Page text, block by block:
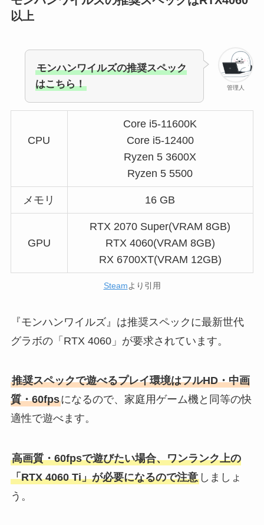
以上
管理人
モンハンワイルズの推奨スペック
はこちら！
CPU
Core i5-11600K
Core i5-12400
Ryzen 5 3600X
Ryzen 5 5500
メモリ 16 GB
GPU
RTX 2070 Super(VRAM 8GB)
RTX 4060(VRAM 8GB)
RX 6700XT(VRAM 12GB)
Steamより引用
『モンハンワイルズ』は推奨スペックに最新世代
グラボの「RTX 4060」が要求されています。
推奨スペックで遊べるプレイ環境はフルHD・中画
質・60fpsになるので、家庭用ゲーム機と同等の快
適性で遊べます。
高画質・60fpsで遊びたい場合、ワンランク上の
「RTX 4060 Ti」が必要になるので注意しましょ
う。